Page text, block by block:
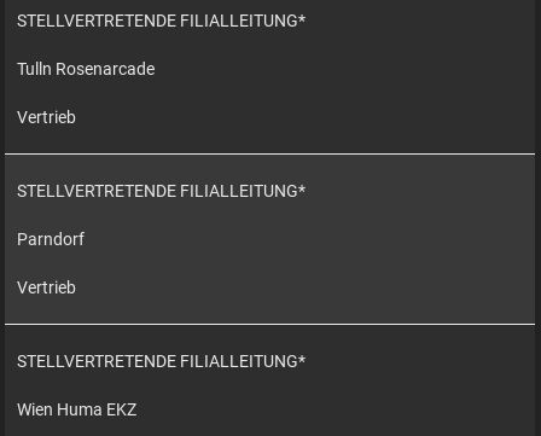
STELLVERTRETENDE FILIALLEITUNG*
Tulln Rosenarcade
Vertrieb
STELLVERTRETENDE FILIALLEITUNG*
Parndorf
Vertrieb
STELLVERTRETENDE FILIALLEITUNG*
Wien Huma EKZ